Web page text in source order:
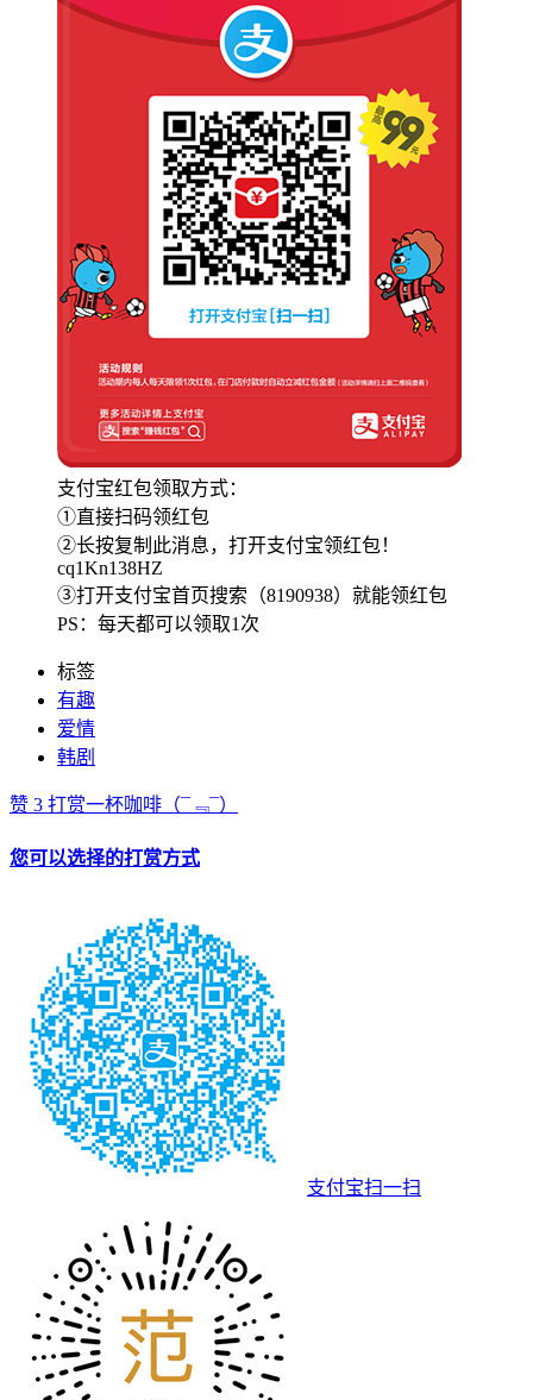
支付宝红包领取方式：
①直接扫码领红包
②长按复制此消息，打开支付宝领红包！
cq1Kn138HZ
③打开支付宝首页搜索（8190938）就能领红包
PS：每天都可以领取1次
标签
有趣
爱情
韩剧
赞 3 打赏一杯咖啡 （¯﹃¯）
您可以选择的打赏方式
支付宝扫一扫